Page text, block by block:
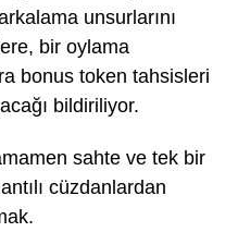
unsurlarını
bir oylama
bonus token tahsisleri
bildiriliyor.
sahte ve tek bir
cüzdanlardan